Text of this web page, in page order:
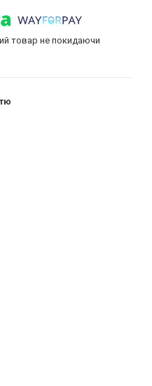
товар не покидаючи